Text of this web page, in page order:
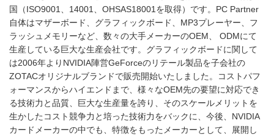
国（ISO9001、14001、OHSAS18001を取得）です。PC Partner
自体はマザーボード、グラフィックボード、MP3プレーヤー、フ
ラッシュメモリーなど、数々の大手メーカーのOEM、 ODMにて
生産している巨大な生産会社です。グラフィックボードに関して
は2006年よりNVIDIA陣営GeForceのリテール製品を子会社の
ZOTACオリジナルブランドで販売開始いたしました。コストパフ
ォーマンスからハイエンドまで、様々なOEM先の要望に対応でき
る技術力と品質、巨大な生産量を誇り、そのスケールメリットを
生かしたコスト競争力と培った技術力をバックに、今後、NVIDIA
カードメーカーの中でも、特徴をもったメーカーとして、展開し